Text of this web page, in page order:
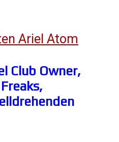
Ariel Atom
Club Owner,